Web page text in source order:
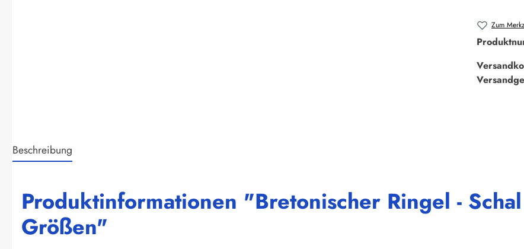
Zum
Beschreibung
Produktinformationen "Bretonischer Ringel -
Größen"